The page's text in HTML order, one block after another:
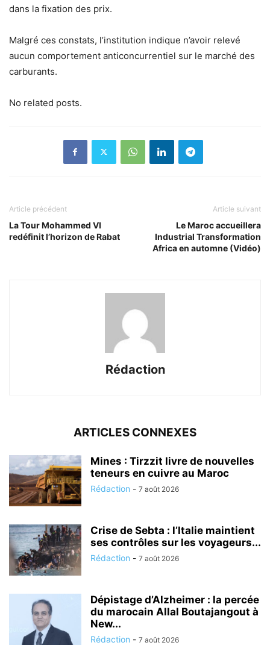
dans la fixation des prix.
Malgré ces constats, l’institution indique n’avoir relevé
aucun comportement anticoncurrentiel sur le marché des
carburants.
No related posts.
Article précédent
La Tour Mohammed VI
redéfinit l’horizon de Rabat
Article suivant
Le Maroc accueillera
Industrial Transformation
Africa en automne (Vidéo)
Rédaction
ARTICLES CONNEXES
Mines : Tirzzit livre de nouvelles
teneurs en cuivre au Maroc
Rédaction - 7 août 2026
Crise de Sebta : l’Italie maintient
ses contrôles sur les voyageurs...
Rédaction - 7 août 2026
Dépistage d’Alzheimer : la percée
du marocain Allal Boutajangout à
New...
Rédaction - 7 août 2026